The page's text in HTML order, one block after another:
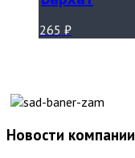
265 ₽
Новости компании